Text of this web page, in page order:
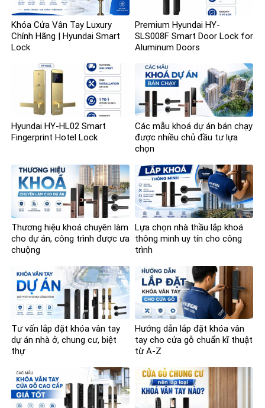
Khóa Cửa Vân Tay Luxury
Chính Hãng | Hyundai Smart
Lock
Premium Hyundai HY-
SLS008F Smart Door Lock for
Aluminum Doors
Hyundai HY-HL02 Smart
Fingerprint Hotel Lock
Các mẫu khoá dự án bán chạy
được nhiều chủ đầu tư lựa
chọn
Thương hiệu khoá chuyên làm
cho dự án, công trình được ưa
chuộng
Lựa chọn nhà thầu lắp khoá
thông minh uy tín cho công
trình
Tư vấn lắp đặt khóa vân tay
dự án nhà ở, chung cư, biệt
thự
Hướng dẫn lắp đặt khóa vân
tay cho cửa gỗ chuẩn kĩ thuật
từ A-Z